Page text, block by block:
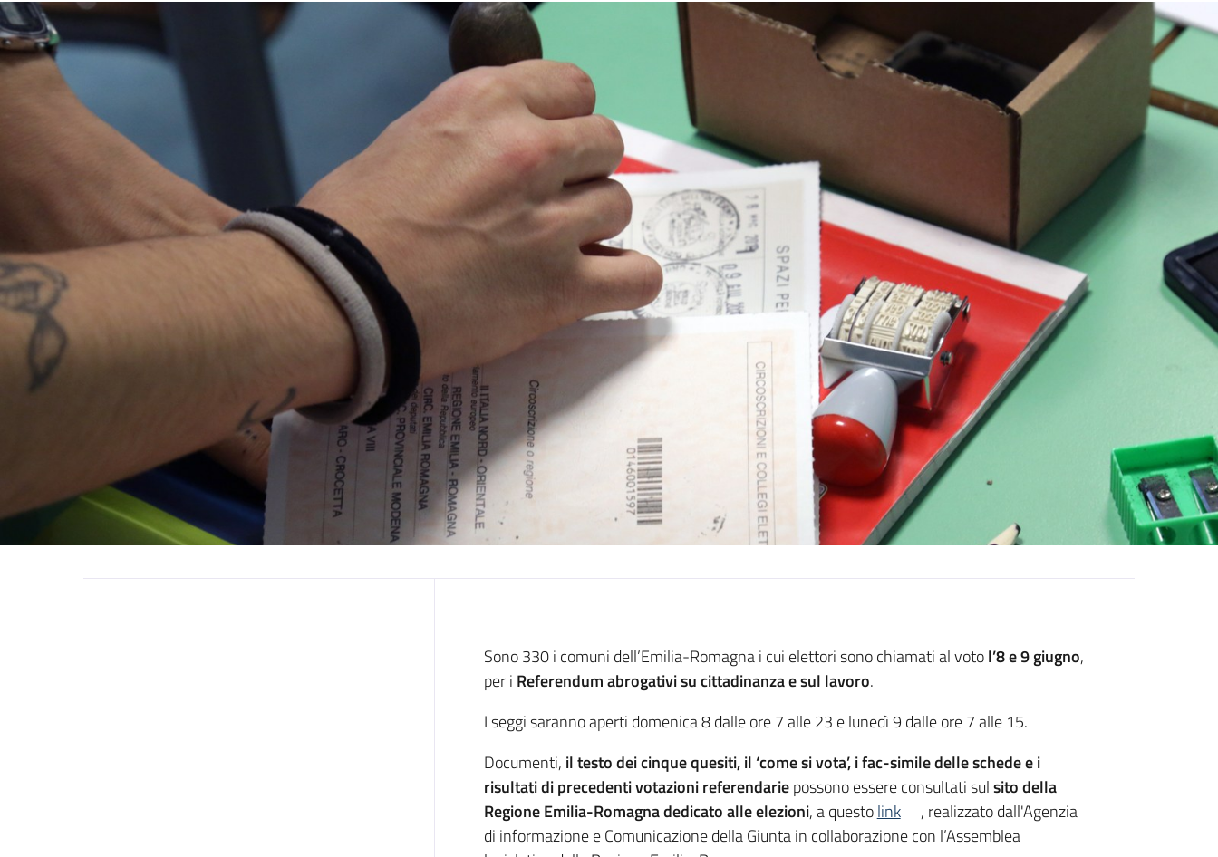
Introduzione
Sono 330 i comuni dell’Emilia-Romagna i cui elettori sono chiamati al votol’8 e 9 giugno,
per i Referendum abrogativi su cittadinanza e sul lavoro.
I seggi saranno aperti domenica 8 dalle ore 7 alle 23 e lunedì 9 dalle ore 7 alle 15.
Documenti, il testo dei cinque quesiti, il ‘come si vota’, i fac-simile delle schede e i
risultati di precedenti votazioni referendariepossono essere consultati sulsito della
Regione Emilia-Romagna dedicato alle elezioni, a questolink
, realizzato dall'Agenzia
di informazione e Comunicazione della Giunta in collaborazione con l’Assemblea